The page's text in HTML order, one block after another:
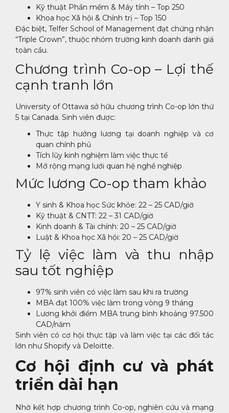
Kỹ thuật Phần mềm & Máy tính – Top 250
Khoa học Xã hội & Chính trị – Top 150
Đặc biệt, Telfer School of Management đạt chứng nhận
“Triple Crown”, thuộc nhóm trường kinh doanh danh giá
toàn cầu.
Chương trình Co-op – Lợi thế
cạnh tranh lớn
University of Ottawa sở hữu chương trình Co-op lớn thứ
5 tại Canada. Sinh viên được:
Thực tập hưởng lương tại doanh nghiệp và cơ
quan chính phủ
Tích lũy kinh nghiệm làm việc thực tế
Mở rộng mạng lưới quan hệ nghề nghiệp
Mức lương Co-op tham khảo
Y sinh & Khoa học Sức khỏe: 22 – 25 CAD/giờ
Kỹ thuật & CNTT: 22 – 31 CAD/giờ
Kinh doanh & Tài chính: 20 – 25 CAD/giờ
Luật & Khoa học Xã hội: 20 – 25 CAD/giờ
Tỷ lệ việc làm và thu nhập
sau tốt nghiệp
97% sinh viên có việc làm sau khi ra trường
MBA đạt 100% việc làm trong vòng 9 tháng
Lương khởi điểm MBA trung bình khoảng 97.500
CAD/năm
Sinh viên có cơ hội thực tập và làm việc tại các đối tác
lớn như Shopify và Deloitte.
Cơ hội định cư và phát
triển dài hạn
Nhờ kết hợp chương trình Co-op, nghiên cứu và mạng